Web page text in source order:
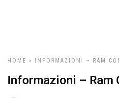
HOME » INFORMAZIONI – RAM
Informazioni – Ram